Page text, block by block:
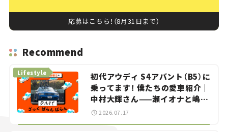
応募はこちら！（8月31日まで）
Recommend
初代アウディ S4アバント（B5）に
乗ってます！ 僕たちの愛車紹介｜
中村大輝さん——瀬イオナと嶋田
智之の「クルマでざっくばらんば
Lifestyle
2026.07.17